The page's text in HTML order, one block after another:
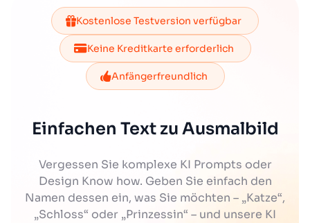
Kostenlose Testversion verfügbar
Keine Kreditkarte erforderlich
Anfängerfreundlich
Einfachen Text zu Ausmalbild
Vergessen Sie komplexe KI Prompts oder
Design Know how. Geben Sie einfach den
Namen dessen ein, was Sie möchten – „Katze“,
„Schloss“ oder „Prinzessin“ – und unsere KI